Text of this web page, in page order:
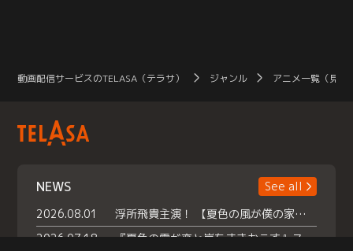
動画配信サービスのTELASA（テラサ） ジャンル アニメ一覧（見放
NEWS
See all
2026.08.01
浮所飛貴主演！ 【夏色の風が僕の家にやってきた】 本日よりテラサで独占配信スタート！
2026.07.18
『夏色の雲が恋と嵐をまきおこす』スペシャルメイキング 【Part1】2026年７月18日（土）23時30分～配信スタート！話題のシーンの裏側を大公開！豪華キャスト大集合！ 『武宮家 真夏の家族会議』開催！